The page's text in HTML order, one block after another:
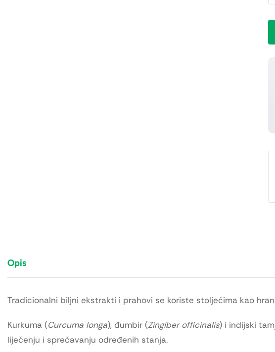
Opis
Tradicionalni biljni ekstrakti i prahovi se koriste stoljećima kao
Kurkuma (Curcuma longa), đumbir (Zingiber officinalis) i indijski
liječenju i sprečavanju određenih stanja.